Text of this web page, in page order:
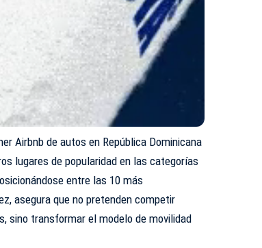
Airbnb de autos en República Dominicana
lugares de popularidad en las categorías
entre las 10 más
asegura que no pretenden competir
sino transformar el modelo de movilidad